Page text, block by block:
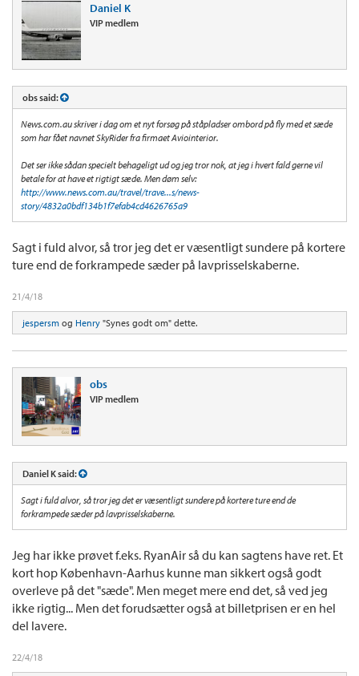
Daniel K
VIP medlem
obs said:
News.com.au skriver i dag om et nyt forsøg på ståpladser ombord på fly med et sæde
som har fået navnet SkyRider fra firmaet Aviointerior.
Det ser ikke sådan specielt behageligt ud og jeg tror nok, at jeg i hvert fald gerne vil
betale for at have et rigtigt sæde. Men døm selv:
http://www.news.com.au/travel/trave...s/news-
story/4832a0bdf134b1f7efab4cd4626765a9
Sagt i fuld alvor, så tror jeg det er væsentligt sundere på kortere
ture end de forkrampede sæder på lavprisselskaberne.
21/4/18
jespersm og Henry "Synes godt om" dette.
obs
VIP medlem
Daniel K said:
Sagt i fuld alvor, så tror jeg det er væsentligt sundere på kortere ture end de
forkrampede sæder på lavprisselskaberne.
Jeg har ikke prøvet f.eks. RyanAir så du kan sagtens have ret. Et
kort hop København-Aarhus kunne man sikkert også godt
overleve på det "sæde". Men meget mere end det, så ved jeg
ikke rigtig... Men det forudsætter også at billetprisen er en hel
del lavere.
22/4/18